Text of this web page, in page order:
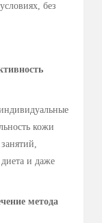
потрескивания
по
которая Вас
вода «мягкая»,
небольшое